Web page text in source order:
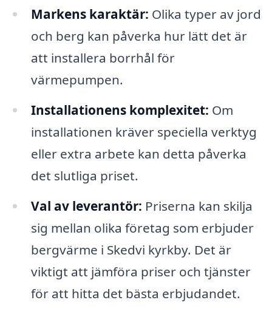
Markens karaktär: Olika typer av jord
och berg kan påverka hur lätt det är
att installera borrhål för
värmepumpen.
Installationens komplexitet: Om
installationen kräver speciella verktyg
eller extra arbete kan detta påverka
det slutliga priset.
Val av leverantör: Priserna kan skilja
sig mellan olika företag som erbjuder
bergvärme i Skedvi kyrkby. Det är
viktigt att jämföra priser och tjänster
för att hitta det bästa erbjudandet.